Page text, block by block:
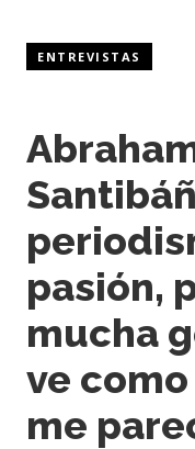
ENTREVISTAS
pasión,
mucha
ve como
me